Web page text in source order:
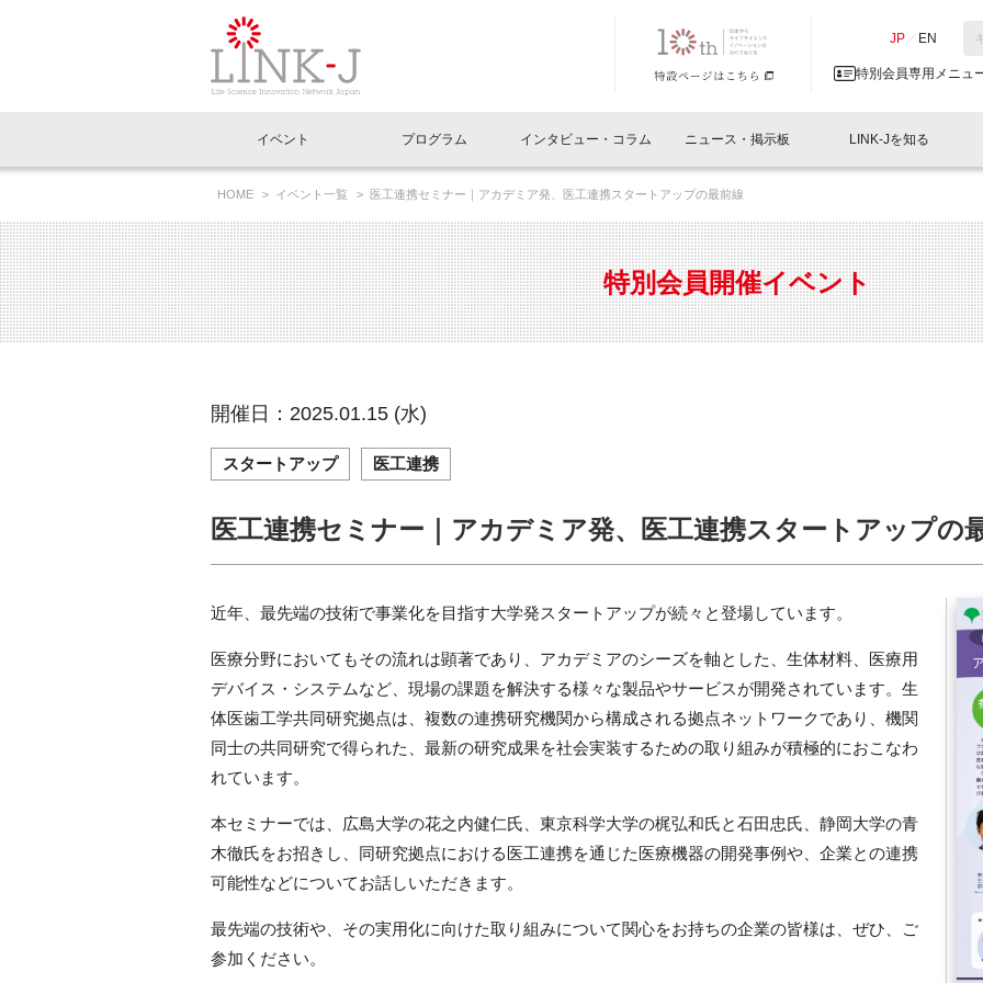
JP EN
特別会員専用メニュ
イベントお知らせメール登録
閉じる
イベント
イベント一覧
LINK-J主催・共催 特別会員開催
LINK-J協賛・協力 出展・参加
イベントレポート一覧
LINK-J主催・共催
LINK-J協賛・協力
プログラム
Out of Box相談室 What's "UNIKORN"？
インタビュー・コラム
インタビュー・コラム一覧
スペシャルインタビュー ベンチャーインタビュー 会報
連載コラム サポーターコラム 日本
ニュース・掲示板
ニュース一覧
トピック プレスリリース
メディア情報 海外関連
協賛・協力
人と情報の交流掲示板一覧
会員プレスリリース
募集
LINK-Jを知る
理事長挨拶 Why in Nihonbashi
国内外連携 サポーター紹介 事業
組織概要 パンフレット GTB
特別会員一覧 特別会員について 入会
専用メニューはこちら
ラウンジ・会議室 オフィス・ラボ 施設
アクセス
HOME イベント一覧 医工連携セミナー｜アカデミア発、医工連携スタートアップの最前線
特別会員開催イベント
開催日：2025.01.15 (水)
スタートアップ 医工連携
医工連携セミナー｜アカデミア発、医工連携スタートアップの
近年、最先端の技術で事業化を目指す大学発スタートアップが続々と登場しています。
医療分野においてもその流れは顕著であり、アカデミアのシーズを軸とした、生体材料、医療用
デバイス・システムなど、現場の課題を解決する様々な製品やサービスが開発されています。生
体医歯工学共同研究拠点は、複数の連携研究機関から構成される拠点ネットワークであり、機関
同士の共同研究で得られた、最新の研究成果を社会実装するための取り組みが積極的におこなわ
れています。
本セミナーでは、広島大学の花之内健仁氏、東京科学大学の梶弘和氏と石田忠氏、静岡大学の青
木徹氏をお招きし、同研究拠点における医工連携を通じた医療機器の開発事例や、企業との連携
可能性などについてお話しいただきます。
最先端の技術や、その実用化に向けた取り組みについて関心をお持ちの企業の皆様は、ぜひ、ご
参加ください。